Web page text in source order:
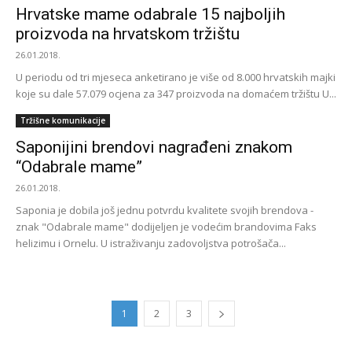
Hrvatske mame odabrale 15 najboljih
proizvoda na hrvatskom tržištu
26.01.2018.
U periodu od tri mjeseca anketirano je više od 8.000 hrvatskih majki
koje su dale 57.079 ocjena za 347 proizvoda na domaćem tržištu U...
Tržišne komunikacije
Saponijini brendovi nagrađeni znakom
“Odabrale mame”
26.01.2018.
Saponia je dobila još jednu potvrdu kvalitete svojih brendova -
znak "Odabrale mame" dodijeljen je vodećim brandovima Faks
helizimu i Ornelu. U istraživanju zadovoljstva potrošača...
1 2 3